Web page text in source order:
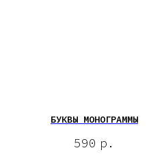
БУКВЫ МОНОГРАММЫ
590 р.